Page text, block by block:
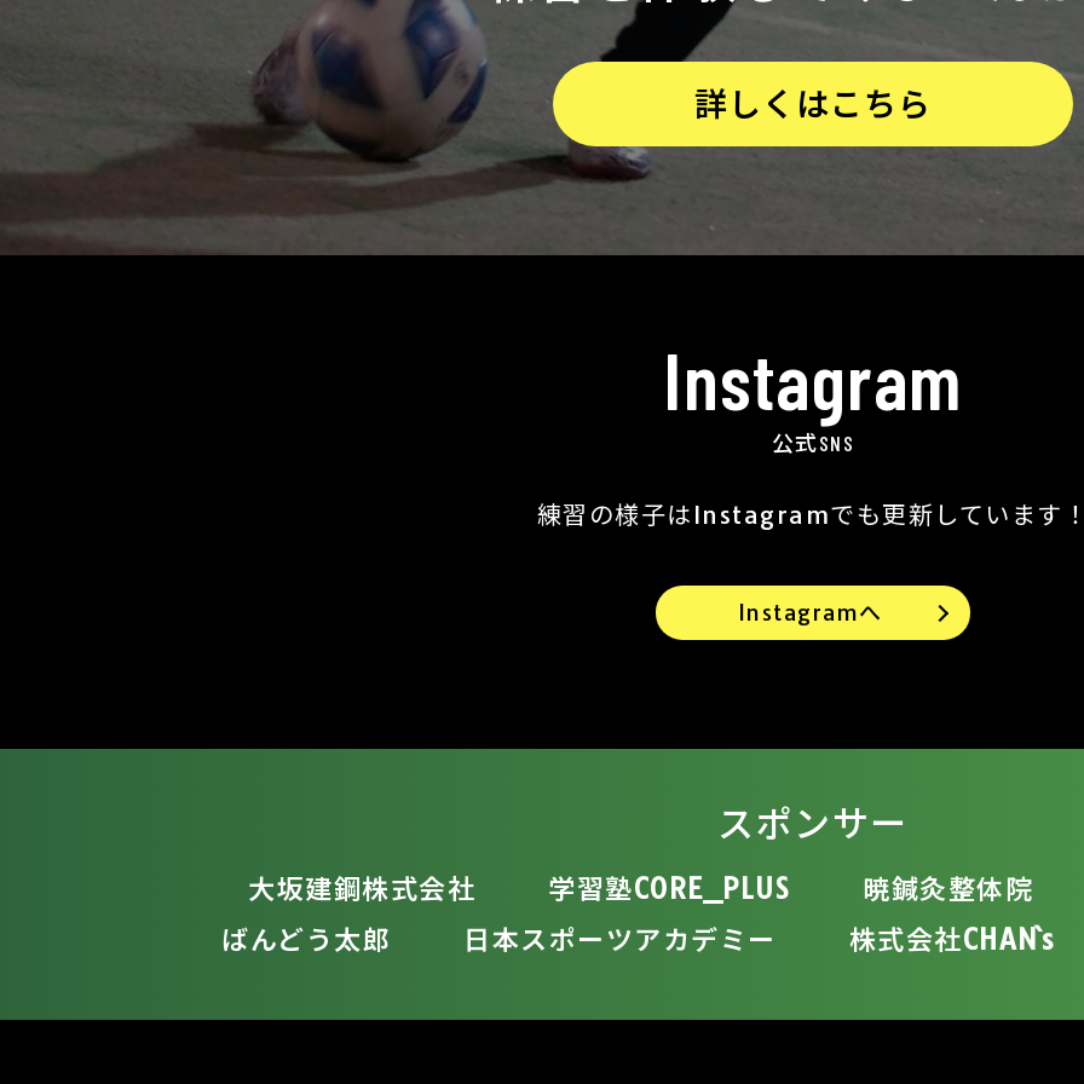
詳しくはこちら
Instagram
公式SNS
練習の様子は Instagramでも更新しています
Instagramへ
スポンサー
大坂建鋼株式会社 学習塾CORE_PLUS
暁鍼灸整体院
ばんどう太郎
日本スポーツアカデミー 株式会社CHAN`s